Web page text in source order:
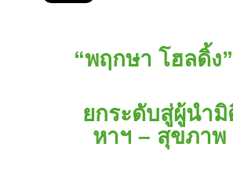
“พฤกษา โฮลดิ้ง
ยกระดับสู่ผู้นำ
หาฯ – สุขภาพ